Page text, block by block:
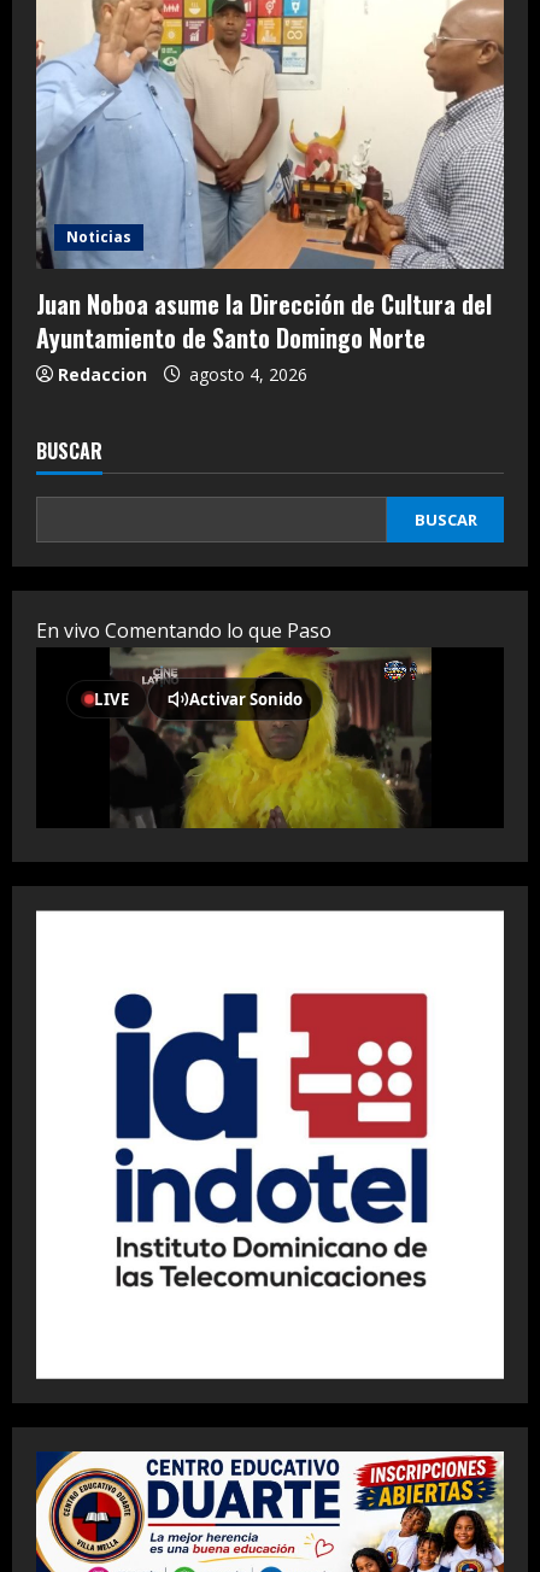
Noticias
Juan Noboa asume la Dirección de Cultura del
Ayuntamiento de Santo Domingo Norte
Redaccion agosto 4, 2026
BUSCAR
BUSCAR
En vivo Comentando lo que Paso